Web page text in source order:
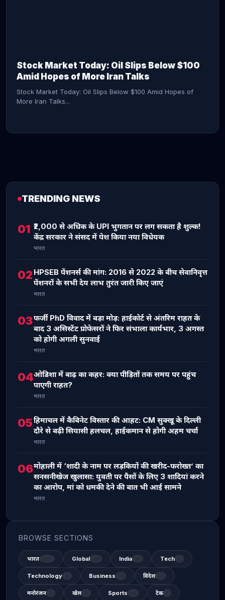
Stock Market Today: Oil Slips Below $100
Amid Hopes of More Iran Talks
Stock Market Today: Oil Slips Below $100 Amid Hopes of
More Iran Talks...
TRENDING NEWS
01 ₹2,000 से अधिक के UPI भुगतान पर लग सकता है शुल्क!
केंद्र सरकार ने संसद में पेश किया नया विधेयक
भारत
02 HPSEB पेंशनर्स की मांग: 2016 से 2022 के बीच सेवानिवृत्त
पेंशनरों के सभी देय लाभ तुरंत जारी किए जाएं
भारत
03फर्जी PhD विवाद में बड़ा मोड़: हाईकोर्ट से अंतरिम राहत के
बाद 3 असिस्टेंट प्रोफेसरों ने फिर संभाला कार्यभार, 3 अगस्त
को होगी अगली सुनवाई
भारत
04ओडिशा में बाढ़ का कहर: क्या पीड़ितों तक समय पर पहुंच
पाएगी राहत?
भारत
05हिमाचल में कैबिनेट विस्तार की आहट: CM सुक्खू के दिल्ली
दौरे से बढ़ी सियासी हलचल, हाईकमान से होगी अहम चर्चा
भारत
06मोहाली में ‘शादी के नाम पर लड़कियों की खरीद-फरोख्त’ का
सनसनीखेज खुलासा: युवती पर पैसों के लिए 3 शादियां करने
का आरोप, मां को धमकी देने की बात भी आई सामने
भारत
BROWSE SECTIONS
भारत Global India Tech
Technology Business विदेश
मनोरंजन खेल Sports टेक